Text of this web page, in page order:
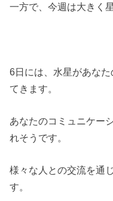
一方で、今週は大きく
6日には、水星があなた
てきます。
あなたのコミュニケー
れそうです。
様々な人との交流を通
す。